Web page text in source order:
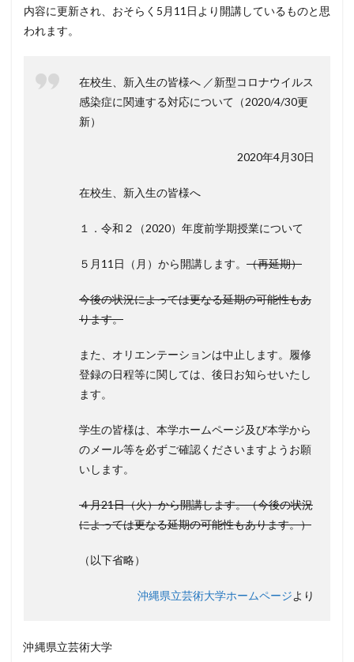
内容に更新され、おそらく5月11日より開講しているものと思
われます。
在校生、新入生の皆様へ ／新型コロナウイルス
感染症に関連する対応について（2020/4/30更
新）
2020年4月30日
在校生、新入生の皆様へ
１．令和２（2020）年度前学期授業について
５月11日（月）から開講します。 （再延期）
今後の状況によっては更なる延期の可能性もあ
ります。
また、オリエンテーションは中止します。履修
登録の日程等に関しては、後日お知らせいたし
ます。
学生の皆様は、本学ホームページ及び本学から
のメール等を必ずご確認くださいますようお願
いします。
４月21日（火）から開講します。（今後の状況
によっては更なる延期の可能性もあります。）
（以下省略）
沖縄県立芸術大学ホームページより
沖縄県立芸術大学